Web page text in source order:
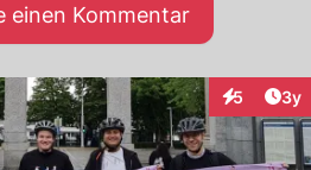
einen Kommentar
5 3y